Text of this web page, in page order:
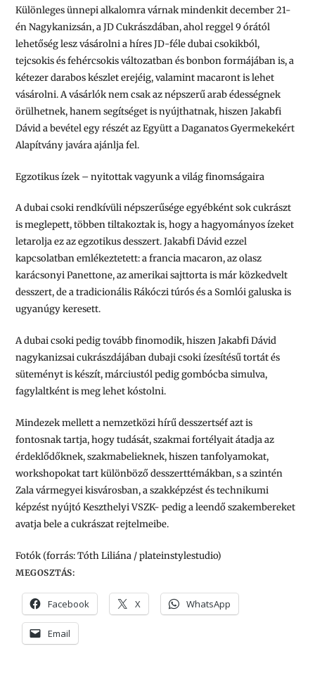
Különleges ünnepi alkalomra várnak mindenkit december 21-
én Nagykanizsán, a JD Cukrászdában, ahol reggel 9 órától
lehetőség lesz vásárolni a híres JD-féle dubai csokikból,
tejcsokis és fehércsokis változatban és bonbon formájában is, a
kétezer darabos készlet erejéig, valamint macaront is lehet
vásárolni. A vásárlók nem csak az népszerű arab édességnek
örülhetnek, hanem segítséget is nyújthatnak, hiszen Jakabfi
Dávid a bevétel egy részét az Együtt a Daganatos Gyermekekért
Alapítvány javára ajánlja fel.
Egzotikus ízek – nyitottak vagyunk a világ finomságaira
A dubai csoki rendkívüli népszerűsége egyébként sok cukrászt
is meglepett, többen tiltakoztak is, hogy a hagyományos ízeket
letarolja ez az egzotikus desszert. Jakabfi Dávid ezzel
kapcsolatban emlékeztetett: a francia macaron, az olasz
karácsonyi Panettone, az amerikai sajttorta is már közkedvelt
desszert, de a tradicionális Rákóczi túrós és a Somlói galuska is
ugyanúgy keresett.
A dubai csoki pedig tovább finomodik, hiszen Jakabfi Dávid
nagykanizsai cukrászdájában dubaji csoki ízesítésű tortát és
süteményt is készít, márciustól pedig gombócba simulva,
fagylaltként is meg lehet kóstolni.
Mindezek mellett a nemzetközi hírű desszertséf azt is
fontosnak tartja, hogy tudását, szakmai fortélyait átadja az
érdeklődőknek, szakmabelieknek, hiszen tanfolyamokat,
workshopokat tart különböző desszerttémákban, s a szintén
Zala vármegyei kisvárosban, a szakképzést és technikumi
képzést nyújtó Keszthelyi VSZK- pedig a leendő szakembereket
avatja bele a cukrászat rejtelmeibe.
Fotók (forrás:Tóth Liliána / plateinstylestudio)
MEGOSZTÁS:
Facebook X WhatsApp
Email